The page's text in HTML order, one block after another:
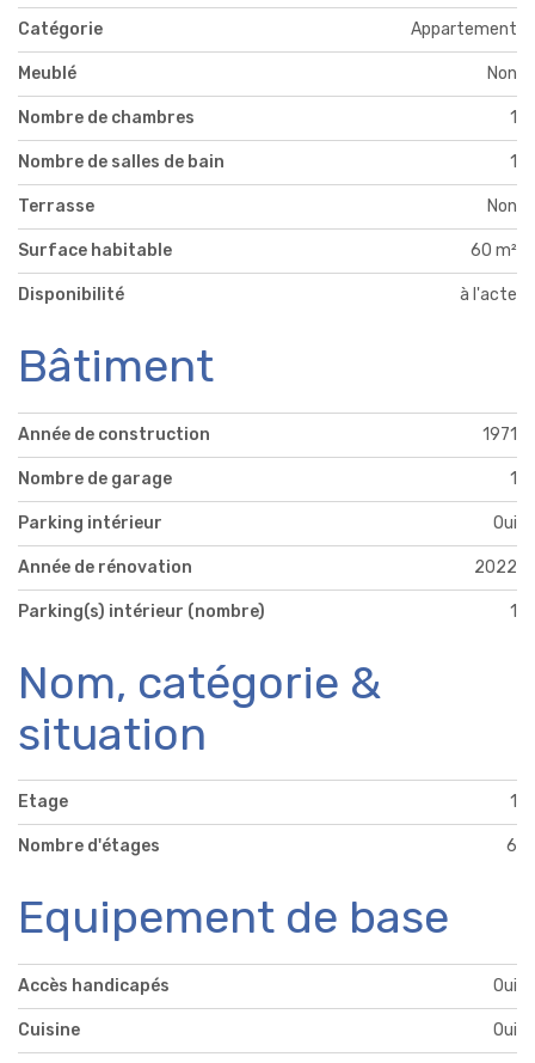
Catégorie Appartement
Meublé Non
Nombre de chambres 1
Nombre de salles de bain 1
Terrasse Non
Surface habitable 60 m²
Disponibilité à l'acte
Bâtiment
Année de construction 1971
Nombre de garage 1
Parking intérieur Oui
Année de rénovation 2022
Parking(s) intérieur (nombre) 1
Nom, catégorie &
situation
Etage 1
Nombre d'étages 6
Equipement de base
Accès handicapés Oui
Cuisine Oui